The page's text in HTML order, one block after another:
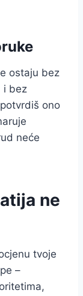
ostaju bez
i bez
ono
neće
ne
tvoje
–